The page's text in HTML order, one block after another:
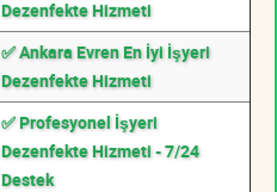
Dezenfekte Hizmeti
✅ Ankara Evren En İyi İşyeri
Dezenfekte Hizmeti
✅ Profesyonel İşyeri
Dezenfekte Hizmeti - 7/24
Destek